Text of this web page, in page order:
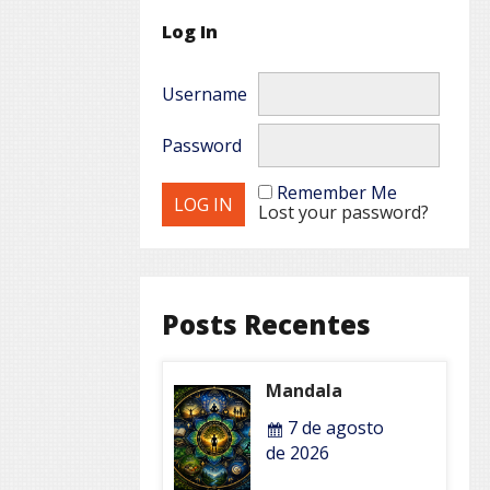
Log In
Username
Password
Remember Me
Lost your password?
Posts Recentes
Mandala
7 de agosto
de 2026